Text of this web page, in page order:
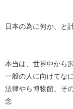
日本の為に何か、と
本当は、世界中から
一般の人に向けてな
法律やら博物館、そ
念